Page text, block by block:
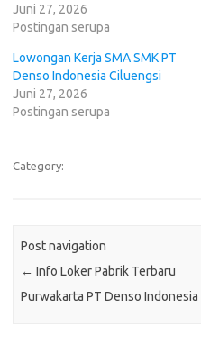
Juni 27, 2026
Postingan serupa
Lowongan Kerja SMA SMK PT
Denso Indonesia Ciluengsi
Juni 27, 2026
Postingan serupa
Category:
Post navigation
← Info Loker Pabrik Terbaru
Purwakarta PT Denso Indonesia